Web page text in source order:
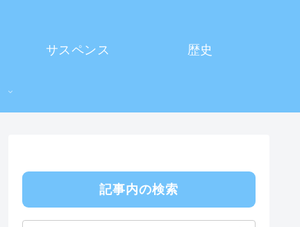
サスペンス 歴史
記事内の検索